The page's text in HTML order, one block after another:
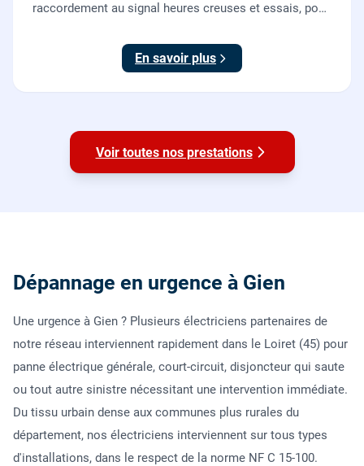
raccordement au signal heures creuses et essais, pour
En savoir plus
Voir toutes nos prestations
Dépannage en urgence à Gien
Une urgence à Gien ? Plusieurs électriciens partenaires de
notre réseau interviennent rapidement dans le Loiret (45) pour
panne électrique générale, court-circuit, disjoncteur qui saute
ou tout autre sinistre nécessitant une intervention immédiate.
Du tissu urbain dense aux communes plus rurales du
département, nos électriciens interviennent sur tous types
d'installations, dans le respect de la norme NF C 15-100.